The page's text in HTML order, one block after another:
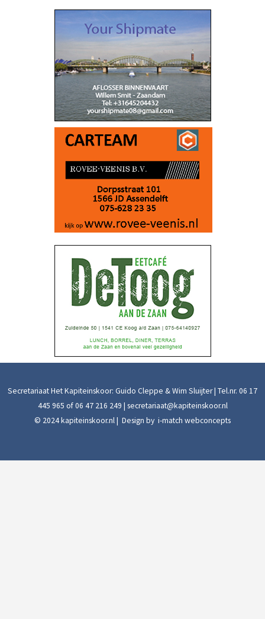
Secretariaat Het Kapiteinskoor: Guido Cleppe & Wim Sluijter | Tel.nr. 06 17
445 965 of06 47 216 249 | secretariaat@kapiteinskoor.nl
© 2024 kapiteinskoor.nl | Design by i-match webconcepts